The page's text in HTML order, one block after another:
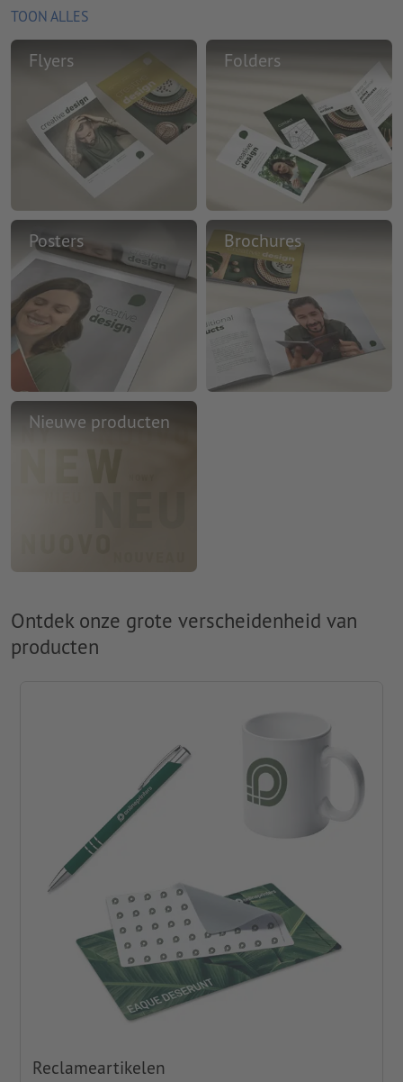
TOON ALLES
Flyers Folders
Posters Brochures
Nieuwe producten
Ontdek onze grote verscheidenheid van
producten
Reclameartikelen